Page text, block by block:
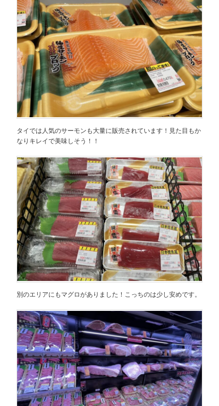
タイでは人気のサーモンも大量に販売されています！見た目もか
なりキレイで美味しそう！！
別のエリアにもマグロがありました！こっちのは少し安めです。